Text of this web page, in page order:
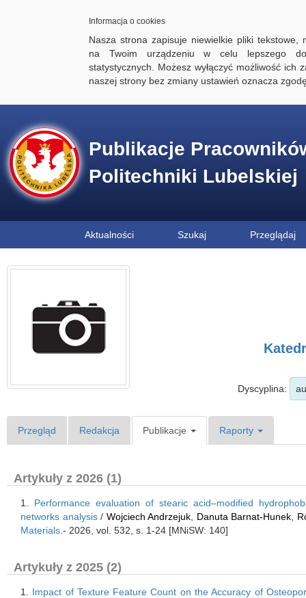
Informacja o cookies
Nasza strona zapisuje niewielkie pliki tekstowe,
na Twoim urządzeniu w celu lepszego
statystycznych. Możesz wyłączyć możliwość ich
naszej strony bez zmiany ustawień oznacza
Publikacje
Politechniki Lubelskiej
Aktualności Szukaj Przeglądaj
Dyscyplina:
Przegląd Redakcja Publikacje Raporty
Artykuły z 2026 (1)
1. Performance evaluation of stearic acid–modified
networks analysis/ Wojciech Andrzejuk Danuta Barnat-Hunek
Materials .- 2026, vol. 532, s. 1-24 [MNiSW: 140]
Artykuły z 2025 (2)
1. Impact of Texture Feature Count on the Accuracy of